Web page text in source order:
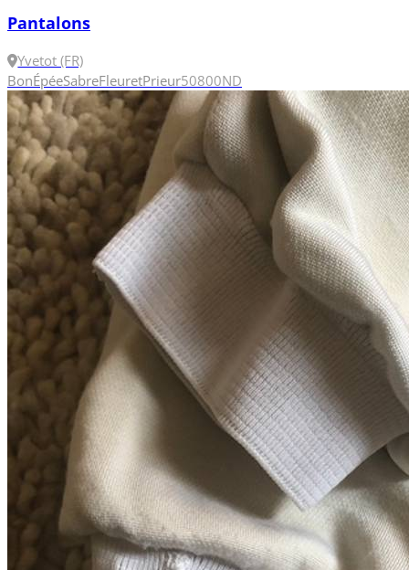
Pantalons
Yvetot (FR)
BonÉpéeSabreFleuretPrieur50800ND